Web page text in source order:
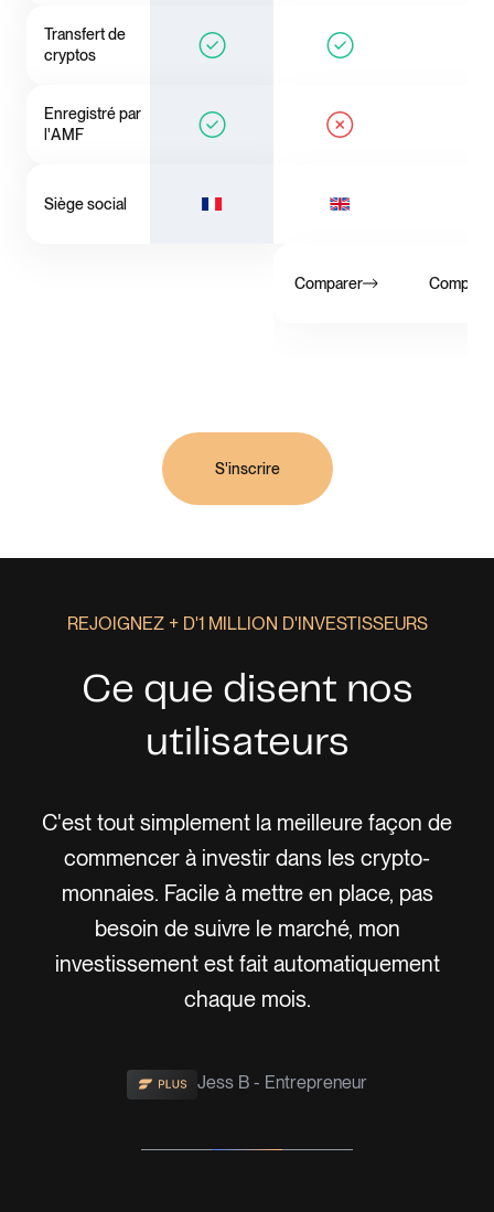
Transfert de
cryptos
Enregistré par
l'AMF
Siège social
Comparer
S'inscrire
REJOIGNEZ + D'1 MILLION D'INVESTISSEURS
Ce que disent nos
utilisateurs
façon de
les crypto-
en place, pas
mon
Finary m'a vraiment aidé à
à investir dans les crypto-
processus d'inscription s'est
douceur et en quelques
mettre en place mon plan
de façon très simple.
Arthur C - Product